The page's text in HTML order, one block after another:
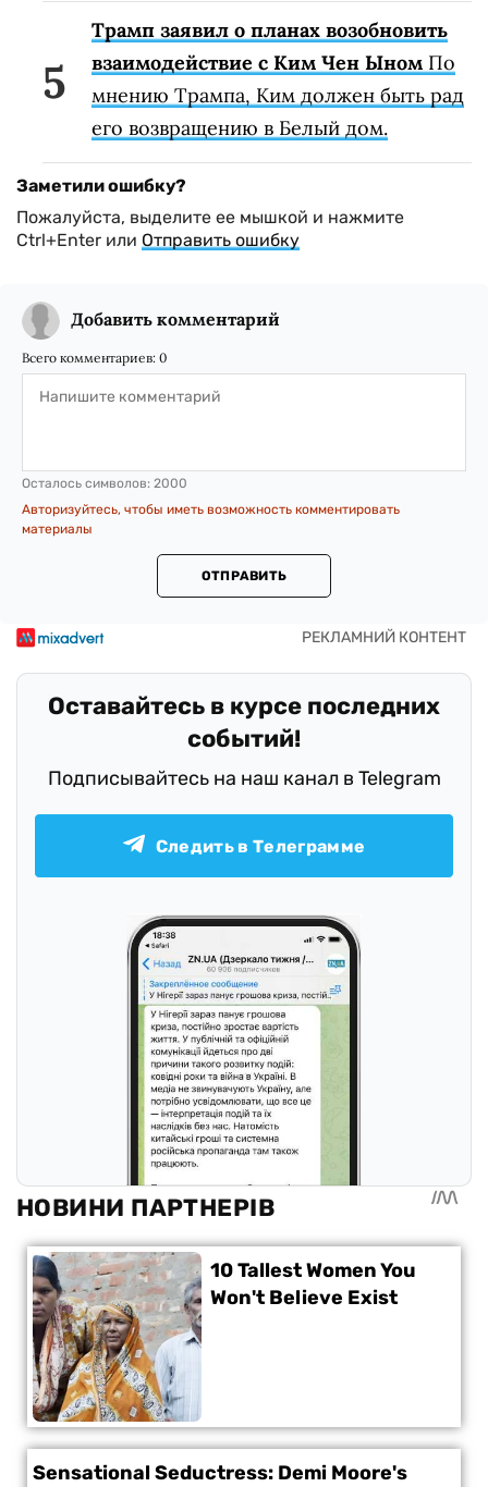
Трамп заявил о планах возобновить
взаимодействие с Ким Чен Ыном По
мнению Трампа, Ким должен быть рад
его возвращению в Белый дом.
Заметили ошибку?
Пожалуйста, выделите ее мышкой и нажмите
Ctrl+Enter или Отправить ошибку
Добавить комментарий
Всего комментариев: 0
Осталось символов: 2000
Авторизуйтесь, чтобы иметь возможность комментировать
материалы
ОТПРАВИТЬ
Оставайтесь в курсе последних
событий!
Подписывайтесь на наш канал в Telegram
Следить в Телеграмме